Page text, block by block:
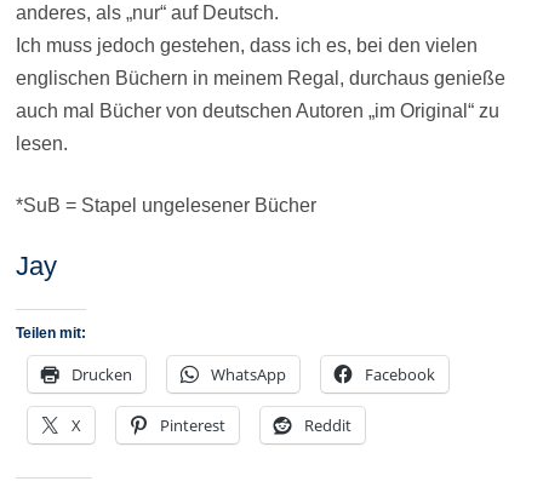
anderes, als „nur“ auf Deutsch.
Ich muss jedoch gestehen, dass ich es, bei den vielen
englischen Büchern in meinem Regal, durchaus genieße
auch mal Bücher von deutschen Autoren „im Original“ zu
lesen.
*SuB = Stapel ungelesener Bücher
Jay
Teilen mit:
Drucken WhatsApp Facebook
X Pinterest Reddit